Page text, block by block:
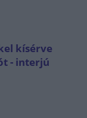
kísérve
- interjú